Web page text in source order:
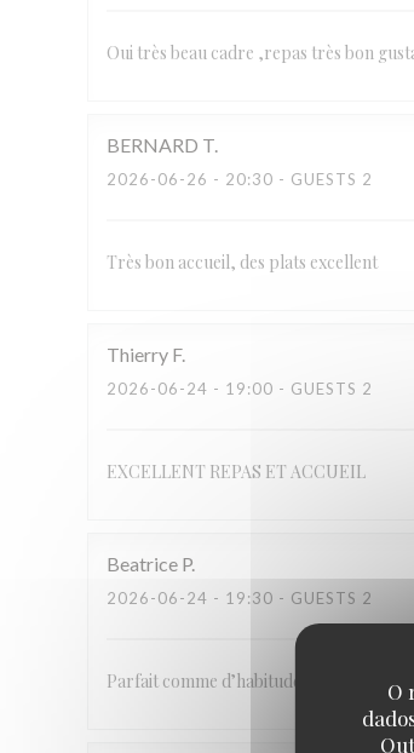
O
Oui très beau cadre ,repas très bon
BERNARD T
2026-06-26 - 20:30 - GUESTS 2
Très bon accueil, des plats excellent
Thierry F
2026-06-24 - 19:00 - GUESTS 2
EXCELLENT REPAS ET ACCUEIL
Beatrice P
2026-06-24 - 19:30 - GUESTS 2
Parfait comme d’habitude